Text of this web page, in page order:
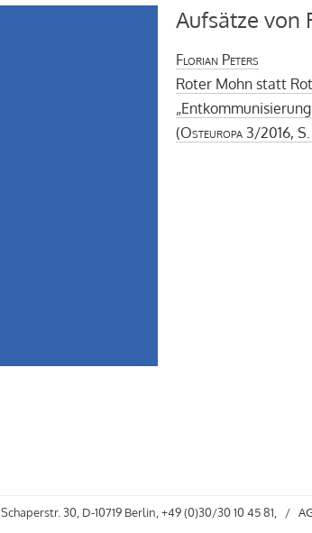
Aufsätze von
Florian Peters
Roter Mohn statt
(Osteuropa 3/2016,
, Schaperstr. 30, D-10719 Berlin, +49 (0)30/30 10 45 81, /